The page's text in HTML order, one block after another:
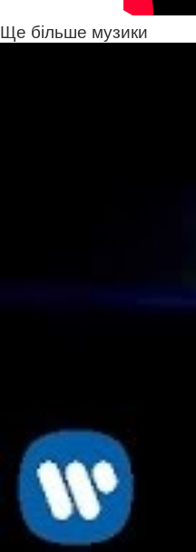
Ще більше музики